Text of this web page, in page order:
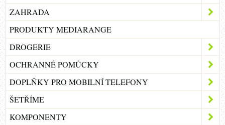
ZAHRADA
PRODUKTY MEDIARANGE
DROGERIE
OCHRANNÉ POMŮCKY
DOPLŇKY PRO MOBILNÍ TELEFONY
ŠETŘÍME
KOMPONENTY